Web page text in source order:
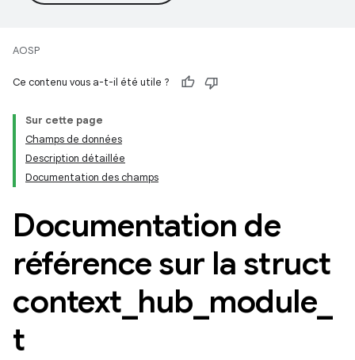
AOSP
Ce contenu vous a-t-il été utile ?
Sur cette page
Champs de données
Description détaillée
Documentation des champs
Documentation de
référence sur la struct
context hub module
t